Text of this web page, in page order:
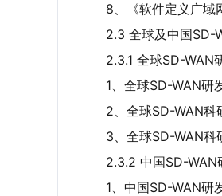
8、《软件定义广域
2.3 全球及中国SD-
2.3.1 全球SD-WAN
1、全球SD-WAN研
2、全球SD-WAN科
3、全球SD-WAN科
2.3.2 中国SD-WAN
1、中国SD-WAN研